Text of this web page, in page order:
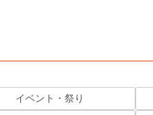
イベント・祭り